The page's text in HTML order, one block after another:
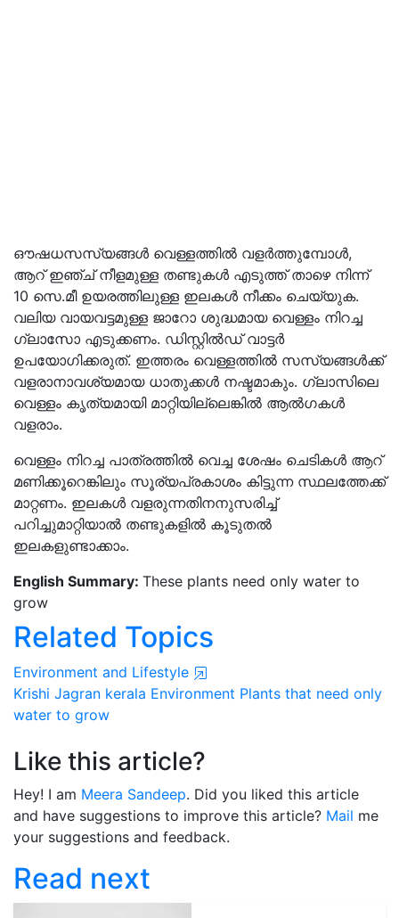
ഔഷധസസ്യങ്ങള്‍ വെള്ളത്തില്‍ വളര്‍ത്തുമ്പോള്‍,
ആറ് ഇഞ്ച് നീളമുള്ള തണ്ടുകള്‍ എടുത്ത് താഴെ നിന്ന്
10 സെ.മീ ഉയരത്തിലുള്ള ഇലകള്‍ നീക്കം ചെയ്യുക.
വലിയ വായവട്ടമുള്ള ജാറോ ശുദ്ധമായ വെള്ളം നിറച്ച
ഗ്ലാസോ എടുക്കണം. ഡിസ്റ്റില്‍ഡ് വാട്ടര്‍
ഉപയോഗിക്കരുത്. ഇത്തരം വെള്ളത്തില്‍ സസ്യങ്ങള്‍ക്ക്
വളരാനാവശ്യമായ ധാതുക്കള്‍ നഷ്ടമാകും. ഗ്ലാസിലെ
വെള്ളം കൃത്യമായി മാറ്റിയില്ലെങ്കില്‍ ആല്‍ഗകള്‍
വളരാം.
വെള്ളം നിറച്ച പാത്രത്തില്‍ വെച്ച ശേഷം ചെടികള്‍ ആറ്
മണിക്കൂറെങ്കിലും സൂര്യപ്രകാശം കിട്ടുന്ന സ്ഥലത്തേക്ക്
മാറ്റണം. ഇലകള്‍ വളരുന്നതിനനുസരിച്ച്
പറിച്ചുമാറ്റിയാല്‍ തണ്ടുകളില്‍ കൂടുതല്‍
ഇലകളുണ്ടാക്കാം.
English Summary: These plants need only water to
grow
Related Topics
Environment and Lifestyle
Krishi Jagran kerala Environment Plants that need only
water to grow
Like this article?
Hey! I am Meera Sandeep. Did you liked this article
and have suggestions to improve this article? Mail me
your suggestions and feedback.
Read next